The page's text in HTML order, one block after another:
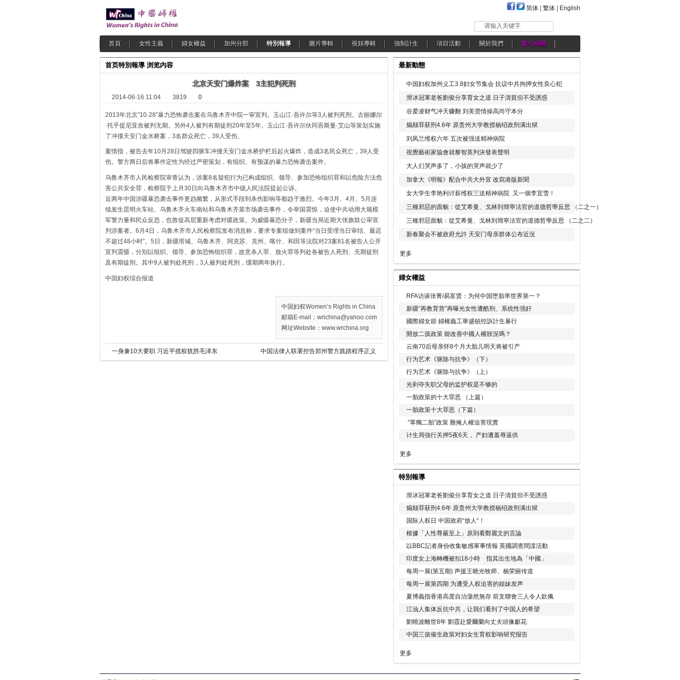
简体 繁体 English
请输入关键字
首頁 女性主義 婦女權益 加州分部 特別報導 圖片專輯 視頻專輯 強制計生 項目活動 關於我們 愛心捐贈
首页特別報導 浏览内容
北京天安门爆炸案 3主犯判死刑
2014-06-16 11:04 3819 0
2013年北京”10·28″暴力恐怖袭击案在乌鲁木齐中院一审宣判。玉山江·吾许尔等3人被判死刑。古丽娜尔
·托乎提尼亚孜被判无期。另外4人被判有期徒刑20年至5年。玉山江·吾许尔伙同吾斯曼·艾山等策划实施
了冲撞天安门金水桥案，3名群众死亡，39人受伤。
案情指，被告去年10月28日驾驶四驱车冲撞天安门金水桥护栏后起火爆炸，造成3名民众死亡，39人受
伤。警方两日后将事件定性为经过严密策划，有组织、有预谋的暴力恐怖袭击案件。
乌鲁木齐市人民检察院审查认为，涉案8名疑犯行为已构成组织、领导、参加恐怖组织罪和以危险方法危
害公共安全罪，检察院于上月30日向乌鲁木齐市中级人民法院提起公诉。
近两年中国涉疆暴恐袭击事件更趋频繁，从形式手段到杀伤影响等都趋于激烈。今年3月、4月、5月连
续发生昆明火车站、乌鲁木齐火车南站和乌鲁木齐菜市场袭击事件，令举国震惊，迫使中共动用大规模
军警力量和民众反恐，也敦促高层重新考虑对疆政策。为威慑暴恐分子，新疆当局近期大张旗鼓公审宣
判涉案者。6月4日，乌鲁木齐市人民检察院发布消息称，要求专案组做到案件“当日受理当日审结、最迟
不超过48小时”。5日，新疆塔城、乌鲁木齐、阿克苏、克州、喀什、和田等法院对23案81名被告人公开
宣判震慑，分别以组织、领导、参加恐怖组织罪，故意杀人罪、放火罪等判处各被告人死刑、无期徒刑
及有期徒刑。其中9人被判处死刑，3人被判处死刑，缓期两年执行。
中国妇权综合报道
中国妇权Women’s Rights in China
邮箱E-mail：wrichina@yahoo.com
网址Website：www.wrchina.org
一身兼10大要职 习近平揽权犹胜毛泽东 中国法律人联署控告郑州警方践踏程序正义
最新動態
中国妇权加州义工3.8妇女节集会 抗议中共拘押女性良心犯
滑冰冠軍老爸劉俊分享育女之道 日子清貧但不受誘惑
谷爱凌财气冲天赚翻 刘美贤情操高尚守本分
煽颠罪获刑4.6年 原贵州大学教授杨绍政刑满出狱
刘凤兰维权六年 五次被强送精神病院
視覺藝術家協會就黎智英判決發表聲明
大人们哭声多了，小孩的哭声就少了
加拿大《明報》配合中共大外宣 改寫港版新聞
女大学生李艳利讨薪维权三送精神病院 又一個李宜雪！
三種邪惡的面貌：從艾希曼、戈林到簡寧法官的道德哲學反思 （二之一）
三種邪惡面貌：從艾希曼、戈林到簡寧法官的道德哲學反思 （二之二）
新春聚会不被政府允許 天安门母亲群体公布近況
更多
婦女權益
RFA访谈张菁/易富贤：为何中国堕胎率世界第一？
新疆“再教育营”再曝光女性遭酷刑、系统性强奸
國際婦女節 婦權義工華盛頓控訴計生暴行
開放二孩政策 能改善中國人權狀況嗎？
云南70后母亲怀8个月大胎儿明天将被引产
行为艺术《驱除与抗争》（下）
行为艺术《驱除与抗争》（上）
光剥夺失职父母的监护权是不够的
一胎政策的十大罪恶 （上篇）
一胎政策十大罪恶（下篇）
“單獨二胎”政策 難掩人權迫害現實
计生局強行关押5夜6天， 产妇遭羞辱逼供
更多
特別報導
滑冰冠軍老爸劉俊分享育女之道 日子清貧但不受誘惑
煽颠罪获刑4.6年 原贵州大学教授杨绍政刑满出狱
国际人权日 中国政府“放人“！
根據「人性尊嚴至上」原則看鄭麗文的言論
以BBC記者身份收集敏感軍事情報 英國調查間諜活動
印度女上海轉機被扣18小時 指其出生地為「中國」
每周一展(第五期) 声援王晓光牧师、杨荣丽传道
每周一展第四期 为遭受人权迫害的姐妹发声
夏博義指香港高度自治蕩然無存 前支聯會三人令人欽佩
江油人集体反抗中共，让我们看到了中国人的希望
劉曉波離世8年 劉霞赴愛爾蘭向丈夫頭像獻花
中国三孩催生政策对妇女生育权影响研究报告
更多